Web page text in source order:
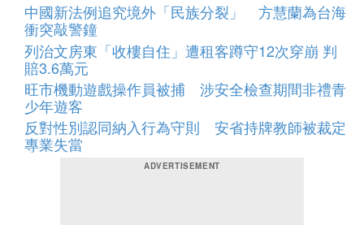
中國新法例追究境外「民族分裂」 方慧蘭為台海
衝突敲警鐘
列治文房東「收樓自住」遭租客蹲守12次穿崩 判
賠3.6萬元
旺市機動遊戲操作員被捕 涉安全檢查期間非禮青
少年遊客
反對性別認同納入行為守則 安省持牌教師被裁定
專業失當